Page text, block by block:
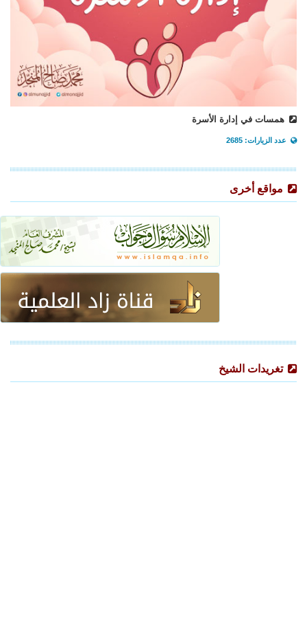
همسات في إدارة الأسرة
عدد الزيارات: 2685
مواقع أخرى
تغريدات الشيخ